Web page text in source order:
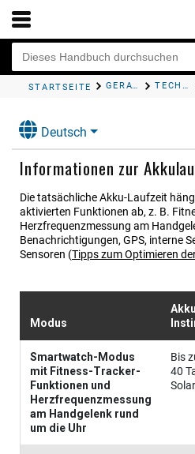
STARTSEITE GERÄTEINFORMATIONEN TECHNISCHE DATEN
Deutsch
Informationen zur
Die tatsächliche Akku-Laufzeit
aktivierten Funktionen ab, z. B.
Herzfrequenzmessung am
Benachrichtigungen, GPS, interne
Sensoren (Tipps zum Optimieren
Modus
Smartwatch-Modus
mit Fitness-Tracker-
Funktionen und
Herzfrequenzmessung
am Handgelenk rund
um die Uhr
Bis
40